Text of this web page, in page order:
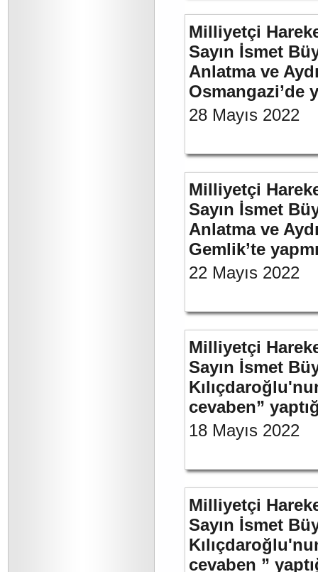
Milliyetçi
Sayın İsmet
Anlatma ve
Osmangazi’de
28 Mayıs 2022
Milliyetçi
Sayın İsmet
Anlatma ve
Gemlik’te
22 Mayıs 2022
Milliyetçi
Sayın İsmet
cevaben”
18 Mayıs 2022
Milliyetçi
Sayın İsmet
cevaben ”